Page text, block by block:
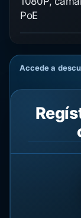
PoE
Accede a